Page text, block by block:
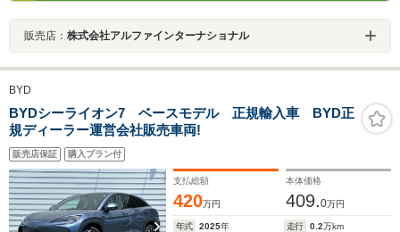
販売店： 株式会社アルファインターナショナル
BYD
BYDシーライオン7 ベースモデル 正規輸入車 BYD正
規ディーラー運営会社販売車両!
販売店保証 購入プラン付
支払総額
420万円
本体価格
409.0万円
年式 2025年 走行 0.2万km